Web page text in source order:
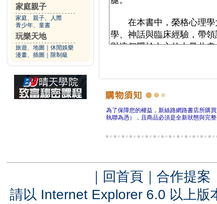
家庭親子
家庭、親子、人際
青少年、童書
玩樂天地
旅遊、地圖
休閒娛樂
漫畫、插圖
限制級
為了保障您的權益，新絲路網路書店所購
執聯為憑），且商品必須是全新狀態與完
｜ 回首頁 ｜ 合作提案
請以 Internet Explorer 6.0 以上